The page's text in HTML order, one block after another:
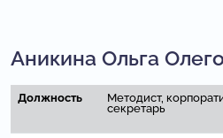
Аникина Ольга
Должность
Методист,
секретарь